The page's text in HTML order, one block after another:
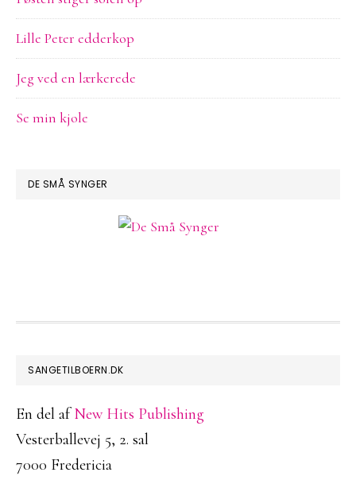
Lille Peter edderkop
Jeg ved en lærkerede
Se min kjole
DE SMÅ SYNGER
FOOTER
SANGETILBOERN.DK
En del afNew Hits Publishing
Vesterballevej 5, 2. sal
7000 Fredericia